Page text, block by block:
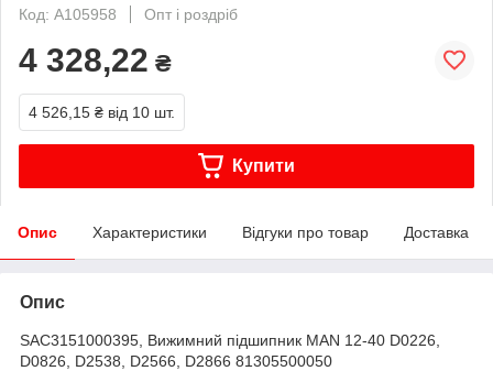
Код: A105958
Опт і роздріб
4 328,22 ₴
4 526,15 ₴ від 10 шт.
Купити
Опис Характеристики Відгуки про товар Доставка
Опис
SAC3151000395, Вижимний підшипник MAN 12-40 D0226,
D0826, D2538, D2566, D2866 81305500050